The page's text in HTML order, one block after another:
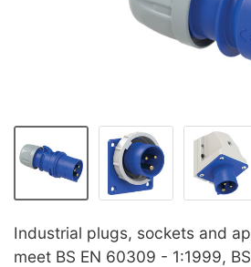
Industrial plugs, sockets and
meet BS EN 60309 - 1:1999,